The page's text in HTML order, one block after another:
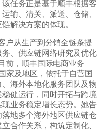
任务正是基于顺丰根据客
输、清关、派送、仓储、
解决方案的体现。
户从生产到分销全链条提
、供应链网络研究及优化
前，顺丰国际电商业务
家及地区，依托于自营国
海外本地化服务团队及物
健运行，同时开拓与跨境
业务稳定增长态势。她告
地多个海外地区供应链仓
合作关系，构筑定制化、